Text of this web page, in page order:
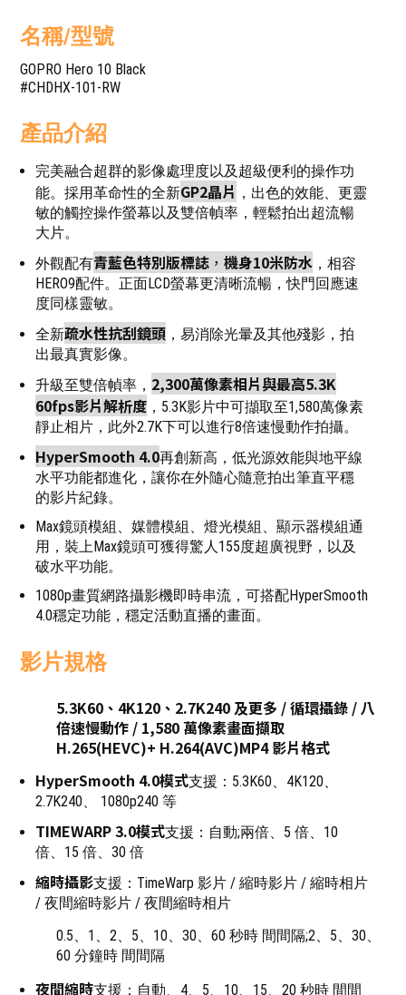
名稱/型號
GOPRO Hero 10 Black
#CHDHX-101-RW
產品介紹
完美融合超群的影像處理度以及超級便利的操作功
能。採用革命性的全新GP2晶片 ，出色的效能、更靈
敏的觸控操作螢幕以及雙倍幀率，輕鬆拍出超流暢
大片。
外觀配有青藍色特別版標誌 ， 機身10米防水 ，相容
HERO9配件。正面LCD螢幕更清晰流暢，快門回應速
度同樣靈敏。
全新疏水性抗刮鏡頭 ，易消除光暈及其他殘影，拍
出最真實影像。
升級至雙倍幀率， 2,300萬像素相片與最高5.3K
60fps影片解析度 ，5.3K影片中可擷取至1,580萬像素
靜止相片，此外2.7K下可以進行8倍速慢動作拍攝。
HyperSmooth 4.0再創新高，低光源效能與地平線
水平功能都進化，讓你在外隨心隨意拍出筆直平穩
的影片紀錄。
Max鏡頭模組、媒體模組、燈光模組、顯示器模組通
用，裝上Max鏡頭可獲得驚人155度超廣視野，以及
破水平功能。
1080p畫質網路攝影機即時串流，可搭配HyperSmooth
4.0穩定功能，穩定活動直播的畫面。
影片規格
5.3K60、4K120、2.7K240 及更多 / 循環攝錄 / 八
倍速慢動作 / 1,580 萬像素畫面擷取
H.265(HEVC)+ H.264(AVC)MP4 影片格式
HyperSmooth 4.0模式支援：5.3K60、4K120、
2.7K240、 1080p240 等
TIMEWARP 3.0模式支援：自動;兩倍、5 倍、10
倍、15 倍、30 倍
縮時攝影支援：TimeWarp 影片 / 縮時影片 / 縮時相片
/ 夜間縮時影片 / 夜間縮時相片
0.5、1、2、5、10、30、60 秒時 間間隔;2、5、30、
60 分鐘時 間間隔
夜間縮時支援：自動、4、5、10、15、20 秒時 間間